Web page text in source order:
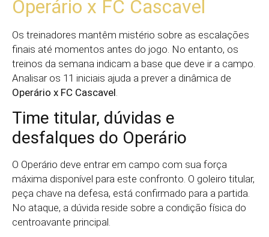
Operário x FC Cascavel
Os treinadores mantêm mistério sobre as escalações
finais até momentos antes do jogo. No entanto, os
treinos da semana indicam a base que deve ir a campo.
Analisar os 11 iniciais ajuda a prever a dinâmica de
Operário x FC Cascavel
Time titular, dúvidas e
desfalques do Operário
O Operário deve entrar em campo com sua força
máxima disponível para este confronto. O goleiro titular,
peça chave na defesa, está confirmado para a partida.
No ataque, a dúvida reside sobre a condição física do
centroavante principal.